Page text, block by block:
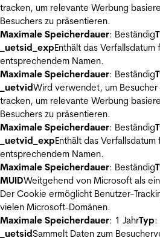
tracken, um relevante Werbung
Besuchers zu präsentieren.
Maximale Speicherdauer: Beständig
_uetsid_expEnthält das
entsprechendem Namen.
Maximale Speicherdauer: Beständig
_uetvidWird verwendet, um
tracken, um relevante Werbung
Besuchers zu präsentieren.
Maximale Speicherdauer: Beständig
_uetvid_expEnthält das
entsprechendem Namen.
Maximale Speicherdauer: Beständig
MUIDWeitgehend von Microsoft als
Der Cookie ermöglicht Benutzer-
vielen Microsoft-Domänen.
Maximale Speicherdauer: 1 JahrTyp:
_uetsidSammelt Daten zum